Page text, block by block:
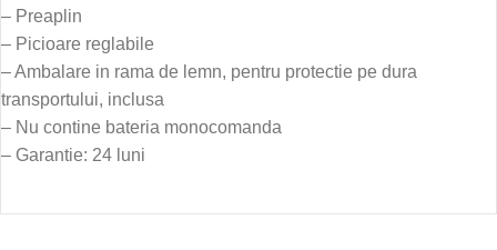
– Preaplin
– Picioare reglabile
– Ambalare in rama de lemn, pentru protectie pe dura
transportului, inclusa
– Nu contine bateria monocomanda
– Garantie: 24 luni